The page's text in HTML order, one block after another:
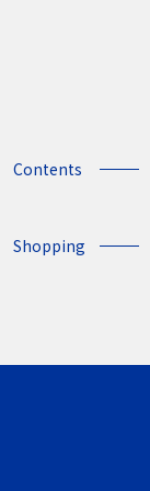
Contents
Shopping